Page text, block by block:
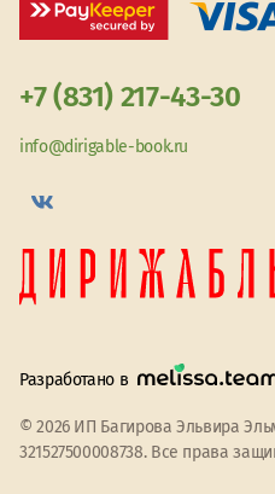
+7 (831) 217-43-30
info@dirigable-book.ru
Разработано в
© 2026 ИП Багирова Эльвира
321527500008738. Все права